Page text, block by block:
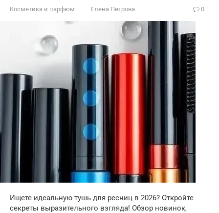
Косметика и парфюм Елена Петрова 0
Ищете идеальную тушь для ресниц в 2026? Откройте
секреты выразительного взгляда! Обзор новинок,